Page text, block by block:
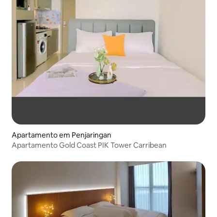
Apartamento em Penjaringan
Apartamento Gold Coast PIK Tower Carribean